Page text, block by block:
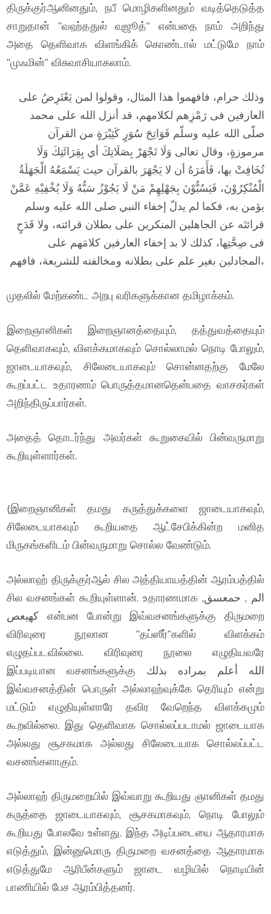
திருக்குர்ஆனினதும், நபீ மொழிகளினதும் வடித்தெடுத்த
சாறுதான் “வஹ்ததுல் வுஜூத்” என்பதை நாம் அறிந்து
அதை தெளிவாக விளங்கிக் கொண்டால் மட்டுமே நாம்
“முஃமின்” விசுவாசியாகலாம்.
وذلك حرام، فافهموا هذا المثال، وقولوا لمن يَعْتَرِضُ على
العارفين فى رَمْزِهم لكلامهم، قد أنزل الله على محمد
صلّى الله عليه وسلّم فَوَاتِحَ سُوَرٍ كَثِيْرَةٍ من القرآن
مرموزةٍ، وقال تعالى وَلَا تَجْهَرْ بِصَلَاتِكَ أي بِقِرَائَتِكَ وَلَا
تُخَافِتْ بها، فَأَمَرَهُ أن لا يَجْهَرَ بالقرآن حيث يَسْمَعُهُ الْجَهَلَةُ
الْمُنْكِرُوْنَ، فَيَسُبُّوْنَ بِجَهْلِهِمْ مَنْ لَا يَجُوْزُ سَبُّهُ وَلَا يُخْفِيْهِ عَمَّنْ
يؤمن به، فكما لم يدلّ إخفاء النبي صلى الله عليه وسلم
قرائتَه عن الجاهلين المنكرين على بطلان قرائته، ولا قَدَحٍ
فى صِحَّتِها، كذلك لا بد إخفاء العارفين كلامَهم على
المجادلين بغير علم على بطلانه ومخالفته للشريعة، فافهم،
முதலில் மேற்கண்ட அறபு வரிகளுக்கான தமிழாக்கம்.
இறைஞானிகள் இறைஞானத்தையும், தத்துவத்தையும்
தெளிவாகவும், விளக்கமாகவும் சொல்லாமல் நொடி போலும்,
ஜாடையாகவும், சிலேடையாகவும் சொன்னதற்கு மேலே
கூறப்பட்ட உதாரணம் பொருத்தமானதென்பதை வாசகர்கள்
அறிந்திருப்பார்கள்.
அதைத் தொடர்ந்து அவர்கள் கூறுகையில் பின்வருமாறு
கூறியுள்ளார்கள்.
(இறைஞானிகள் தமது கருத்துக்களை ஜாடையாகவும்,
சிலேடையாகவும் கூறியதை ஆட்சேபிக்கின்ற மனித
மிருகங்களிடம் பின்வருமாறு சொல்ல வேண்டும்.
அல்லாஹ் திருக்குர்ஆல் சில அத்தியாயத்தின் ஆரம்பத்தில்
சில வசனங்கள் கூறியுள்ளான். உதாரணமாக الم , حمعسق,
كهيعص என்பன போன்று இவ்வசனங்களுக்கு திருமறை
விரிவுரை நூலான “தப்ஸீர்”களில் விளக்கம்
எழுதப்படவில்லை. விரிவுரை நூலை எழுதியவரே
இப்படியான வசனங்களுக்கு الله أعلم بمراده بذلك
இவ்வசனத்தின் பொருள் அல்லாஹ்வுக்கே தெரியும் என்று
மட்டும் எழுதியுள்ளாரே தவிர வேறெந்த விளக்கமும்
கூறவில்லை. இது தெளிவாக சொல்லப்படாமல் ஜாடையாக
அல்லது சூசகமாக அல்லது சிலேடையாக சொல்லப்பட்ட
வசனங்களாகும்.
அல்லாஹ் திருமறையில் இவ்வாறு கூறியது ஞானிகள் தமது
கருத்தை ஜாடையாகவும், சூசகமாகவும், நொடி போலும்
கூறியது போலவே உள்ளது. இந்த அடிப்படையை ஆதாரமாக
எடுத்தும், இன்னுமொரு திருமறை வசனத்தை ஆதாரமாக
எடுத்துமே ஆரிபீன்களும் ஜாடை வழியில் நொடியின்
பாணியில் பேச ஆரம்பித்தனர்.